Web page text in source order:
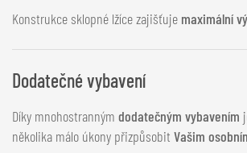
Konstrukce sklopné lžíce zajišťuje maximální
Dodatečné vybavení
Díky mnohostranným dodatečným vybavením
několika málo úkony přizpůsobit Vašim